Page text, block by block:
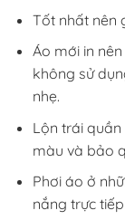
Tốt nhất nên
Áo mới in
không sử
nhẹ.
Lộn trái
màu và bảo
Phơi áo ở
nắng trực tiếp